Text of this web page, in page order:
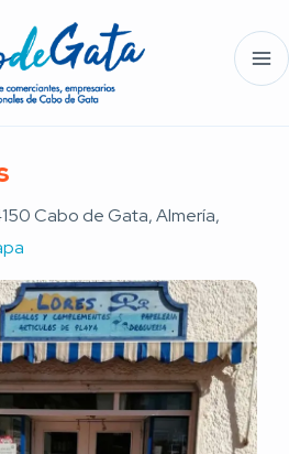
Cabo de Gata, Almería,